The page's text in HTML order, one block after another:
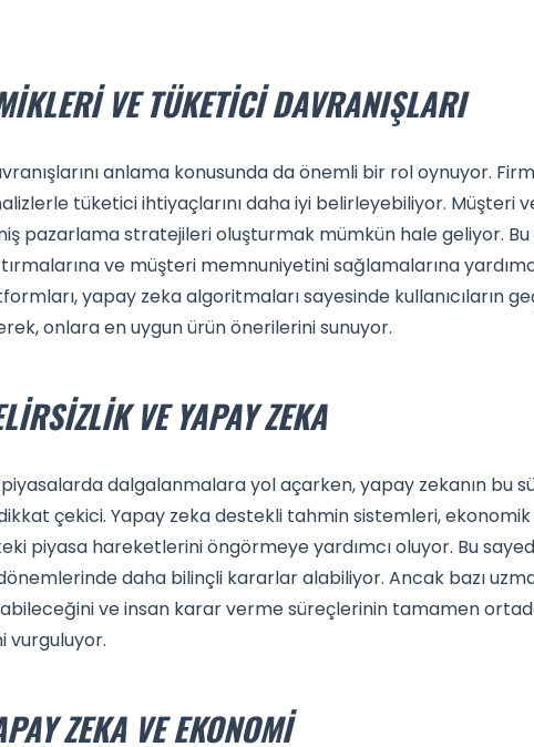
VE TÜKETICI DAVRANIŞLARI
anlama konusunda da önemli bir rol oynuyor.
tüketici ihtiyaçlarını daha iyi belirleyebiliyor. Müşteri
pazarlama stratejileri oluşturmak mümkün hale geliyor. Bu
ve müşteri memnuniyetini sağlamalarına
yapay zeka algoritmaları sayesinde kullanıcıların
onlara en uygun ürün önerilerini sunuyor.
VE YAPAY ZEKA
dalgalanmalara yol açarken, yapay zekanın bu
çekici. Yapay zeka destekli tahmin sistemleri,
piyasa hareketlerini öngörmeye yardımcı oluyor. Bu
daha bilinçli kararlar alabiliyor. Ancak bazı
ve insan karar verme süreçlerinin tamamen
vurguluyor.
ZEKA VE EKONOMI